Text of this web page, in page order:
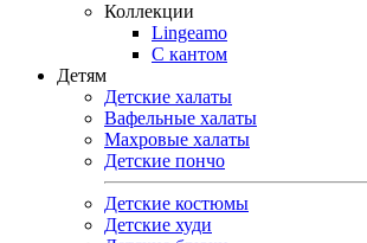
Коллекции
Lingeamo
С кантом
Детям
Детские халаты
Вафельные халаты
Махровые халаты
Детские пончо
Детские костюмы
Детские худи